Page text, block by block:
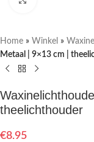
Home » Winkel »
Metaal | 9×13 cm |
theelichthouder
€8.95